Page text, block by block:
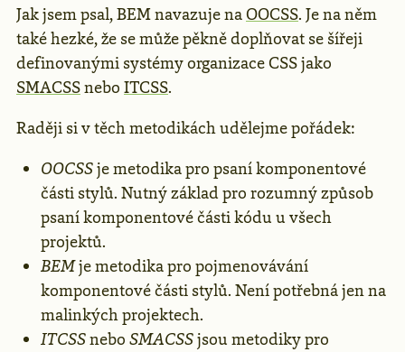
Jak jsem psal, BEM navazuje naOOCSS. Je na něm
také hezké, že se může pěkně doplňovat se šířeji
definovanými systémy organizace CSS jako
SMACSSnebo ITCSS.
Raději si v těch metodikách udělejme pořádek:
OOCSSje metodika pro psaní komponentové
části stylů. Nutný základ pro rozumný způsob
psaní komponentové části kódu u všech
projektů.
BEMje metodika pro pojmenovávání
komponentové části stylů. Není potřebná jen na
malinkých projektech.
ITCSSnebo SMACSSjsou metodiky pro